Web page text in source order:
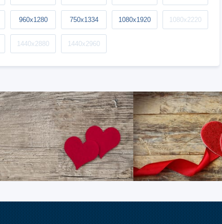
960x1280 750x1334 1080x1920 1080x2220
1440x2880 1440x2960